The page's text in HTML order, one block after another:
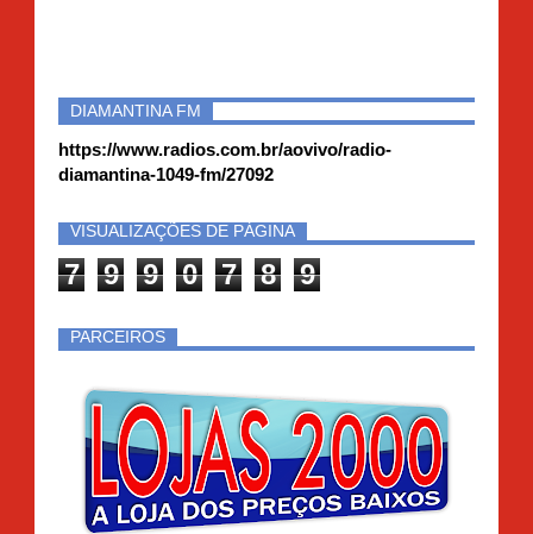
DIAMANTINA FM
https://www.radios.com.br/aovivo/radio-
diamantina-1049-fm/27092
VISUALIZAÇÕES DE PÁGINA
7 9 9 0 7 8 9
PARCEIROS